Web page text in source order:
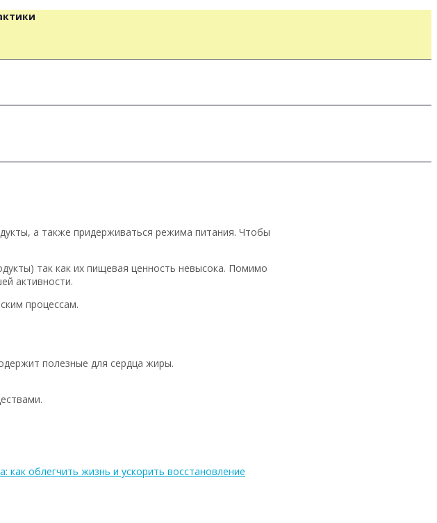
а также придерживаться режима питания. Чтобы
так как их пищевая ценность невысока. Помимо
активности.
процессам.
полезные для сердца жиры.
как облегчить жизнь и ускорить восстановление